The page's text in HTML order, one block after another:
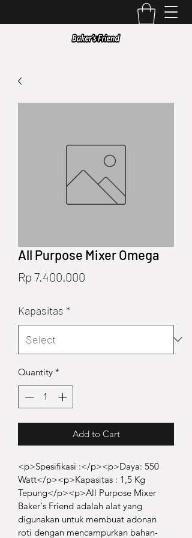
All Purpose Mixer Omega
Rp 7.400.000
Kapasitas *
Quantity *
Add to Cart
<p>Spesifikasi :</p><p>Daya: 550
Watt</p><p>Kapasitas : 1,5 Kg
Tepung</p><p>All Purpose Mixer
Baker's Friend adalah alat yang
digunakan untuk membuat adonan
roti dengan mencampurkan bahan-